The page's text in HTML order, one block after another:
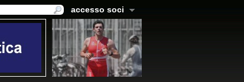
accesso soci